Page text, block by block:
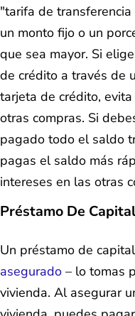
"tarifa de
un monto fijo o un
que sea mayor. Si
de crédito a través de
tarjeta de crédito,
otras compras. Si
pagado todo el saldo
pagas el saldo más
intereses en las otras
Préstamo De
Un préstamo de
asegurado – lo tomas
vivienda. Al asegurar